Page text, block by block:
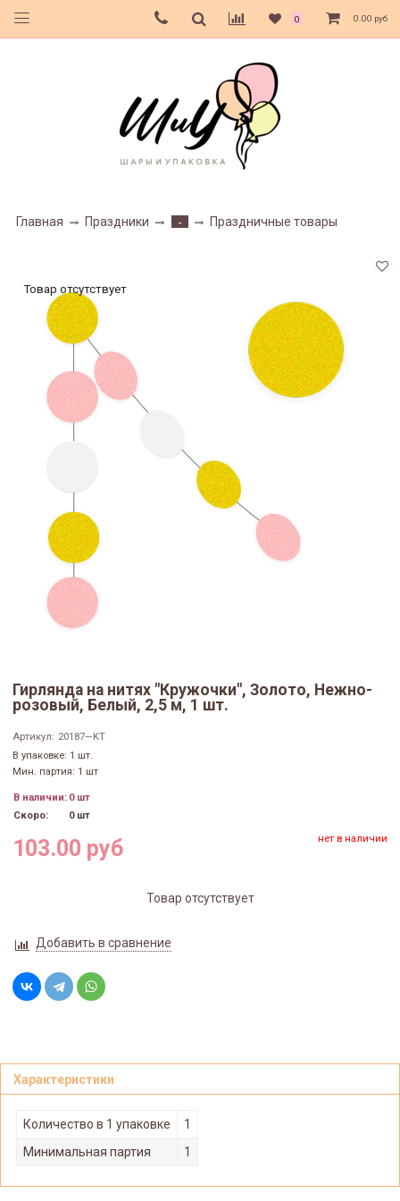
0 0.00 руб
Главная Праздники - Праздничные товары
Товар отсутствует
Гирлянда на нитях "Кружочки", Золото, Нежно-
розовый, Белый, 2,5 м, 1 шт.
Артикул: 20187—KT
В упаковке: 1 шт.
Мин. партия: 1 шт
В наличии: 0 шт
Скоро:
0 шт
103.00 руб нет в наличии
Товар отсутствует
Добавить в сравнение
Характеристики
Количество в 1 упаковке
1
Минимальная партия
1